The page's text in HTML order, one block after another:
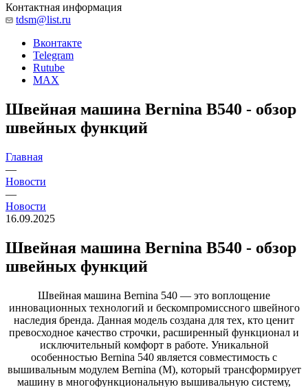
Контактная информация
tdsm@list.ru
Вконтакте
Telegram
Rutube
MAX
Швейная машина Bernina B540 - обзор
швейных функций
Главная
—
Новости
—
Новости
16.09.2025
Швейная машина Bernina B540 - обзор
швейных функций
Швейная машина Bernina 540 — это воплощение
инновационных технологий и бескомпромиссного швейного
наследия бренда. Данная модель создана для тех, кто ценит
превосходное качество строчки, расширенный функционал и
исключительный комфорт в работе. Уникальной
особенностью Bernina 540 является совместимость с
вышивальным модулем Bernina (M), который трансформирует
машину в многофункциональную вышивальную систему,